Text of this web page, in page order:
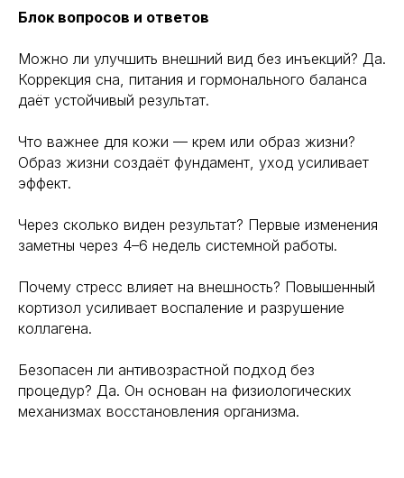
Блок вопросов и ответов
Можно ли улучшить внешний вид без инъекций? Да.
Коррекция сна, питания и гормонального баланса
даёт устойчивый результат.
Что важнее для кожи — крем или образ жизни?
Образ жизни создаёт фундамент, уход усиливает
эффект.
Через сколько виден результат? Первые изменения
заметны через 4–6 недель системной работы.
Почему стресс влияет на внешность? Повышенный
кортизол усиливает воспаление и разрушение
коллагена.
Безопасен ли антивозрастной подход без
процедур? Да. Он основан на физиологических
механизмах восстановления организма.